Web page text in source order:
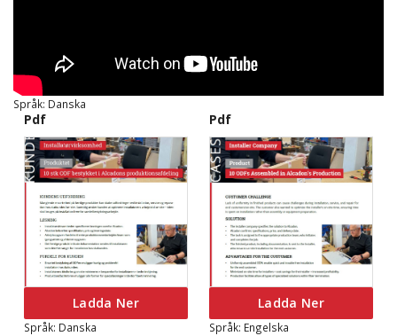
Språk: Danska
Pdf
Ladda Ner
Språk: Danska
Pdf
Ladda Ner
Språk: Engelska